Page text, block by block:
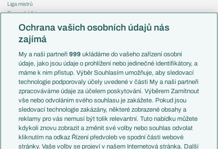
Liga mistrů
Evropská liga
Mistrovství světa
Liga národů
Témata
Představení týmů MS
EuroSkauting
PL v kostce
Evropské koeficienty
Přestupy
Přestupové spekulace
Zranění
Kluby
Česko
Francie
Itálie
Německo
Španělsko
Argentina
Brazílie
Přestupy
Zápasy
Livescore
Ochrana vašich osobních údajů nás
zajímá
My a naši partneři999 ukládáme do vašeho zařízení osobní
údaje, jako jsou údaje o prohlížení nebo jedinečné identifikátory, a
máme k nim přístup. Výběr Souhlasím umožňuje, aby sledovací
technologie podporovaly účely uvedené v části My a naši partneři
zpracováváme údaje za účelem poskytování. Výběrem Zamítnout
vše nebo odvoláním svého souhlasu je zakážete. Pokud jsou
sledovací technologie zakázány, některé zobrazené obsahy a
reklamy pro vás nemusí být tolik relevantní. Tuto nabídku můžete
kdykoli znovu zobrazit a změnit své volby nebo souhlas odvolat
kliknutím na odkaz Řízení předvoleb ve spodní části webové
stránky. Vaše volby se projeví v našem Internetová stránka. Další